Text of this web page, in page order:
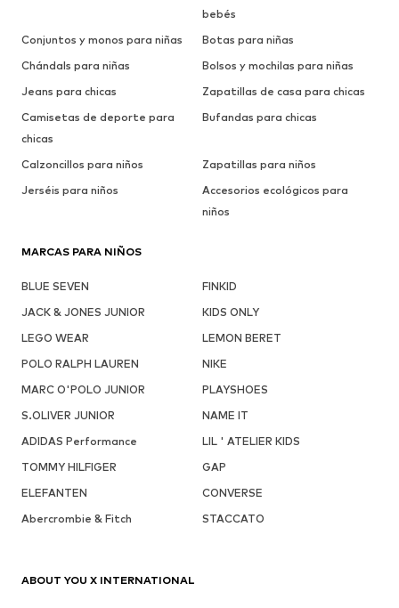
bebés
Conjuntos y monos para niñas
Botas para niñas
Chándals para niñas
Bolsos y mochilas para niñas
Jeans para chicas
Zapatillas de casa para chicas
Camisetas de deporte para
chicas
Bufandas para chicas
Calzoncillos para niños
Zapatillas para niños
Jerséis para niños
Accesorios ecológicos para
niños
MARCAS PARA NIÑOS
BLUE SEVEN
FINKID
JACK & JONES JUNIOR
KIDS ONLY
LEGO WEAR
LEMON BERET
POLO RALPH LAUREN
NIKE
MARC O'POLO JUNIOR
PLAYSHOES
S.OLIVER JUNIOR
NAME IT
ADIDAS Performance
LIL ' ATELIER KIDS
TOMMY HILFIGER
GAP
ELEFANTEN
CONVERSE
Abercrombie & Fitch
STACCATO
ABOUT YOU X INTERNATIONAL